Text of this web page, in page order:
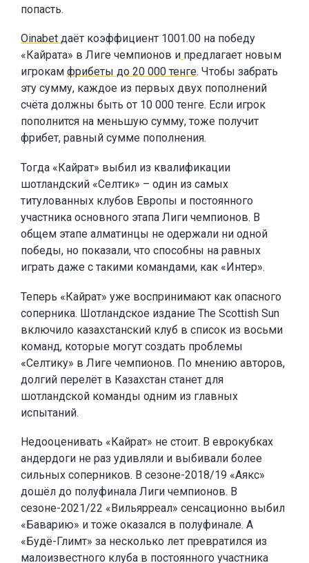
попасть.
Oinabet даёт коэффициент 1001.00 на победу
«Кайрата» в Лиге чемпионов и предлагает новым
игрокам фрибеты до 20 000 тенге. Чтобы забрать
эту сумму, каждое из первых двух пополнений
счёта должны быть от 10 000 тенге. Если игрок
пополнится на меньшую сумму, тоже получит
фрибет, равный сумме пополнения.
Тогда «Кайрат» выбил из квалификации
шотландский «Селтик» – один из самых
титулованных клубов Европы и постоянного
участника основного этапа Лиги чемпионов. В
общем этапе алматинцы не одержали ни одной
победы, но показали, что способны на равных
играть даже с такими командами, как «Интер».
Теперь «Кайрат» уже воспринимают как опасного
соперника. Шотландское издание The Scottish Sun
включило казахстанский клуб в список из восьми
команд, которые могут создать проблемы
«Селтику» в Лиге чемпионов. По мнению авторов,
долгий перелёт в Казахстан станет для
шотландской команды одним из главных
испытаний.
Недооценивать «Кайрат» не стоит. В еврокубках
андердоги не раз удивляли и выбивали более
сильных соперников. В сезоне-2018/19 «Аякс»
дошёл до полуфинала Лиги чемпионов. В
сезоне-2021/22 «Вильярреал» сенсационно выбил
«Баварию» и тоже оказался в полуфинале. А
«Будё-Глимт» за несколько лет превратился из
малоизвестного клуба в постоянного участника